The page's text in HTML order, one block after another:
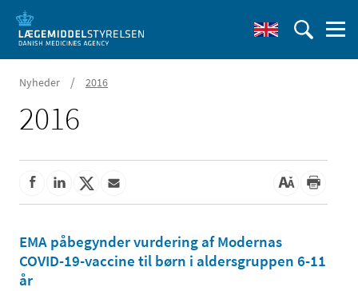
Nyheder / 2016
2016
EMA påbegynder vurdering af Modernas
COVID-19-vaccine til børn i aldersgruppen 6-11
år